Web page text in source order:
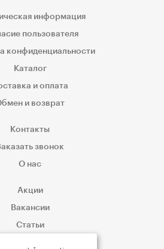
информация
пользователя
конфиденциальности
Каталог
и оплата
и возврат
Контакты
звонок
О нас
Акции
Вакансии
Статьи